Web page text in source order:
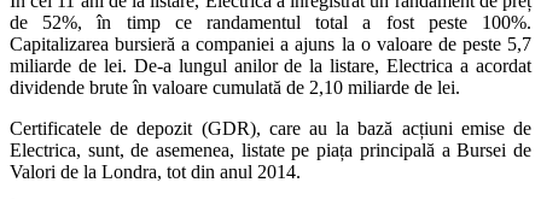
de 52%, în timp ce randamentul total a fost peste 100%.
Capitalizarea bursieră a companiei a ajuns la o valoare de peste 5,7
miliarde de lei. De-a lungul anilor de la listare, Electrica a acordat
dividende brute în valoare cumulată de 2,10 miliarde de lei.
Certificatele de depozit (GDR), care au la bază acțiuni emise de
Electrica, sunt, de asemenea, listate pe piața principală a Bursei de
Valori de la Londra, tot din anul 2014.